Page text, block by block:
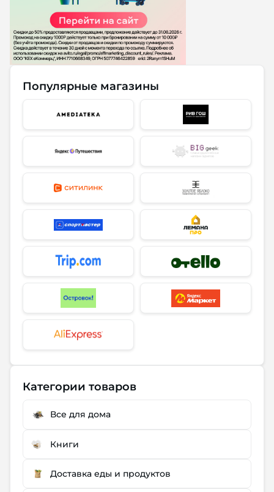
Популярные магазины
Категории товаров
Все для дома
Книги
Доставка еды и продуктов